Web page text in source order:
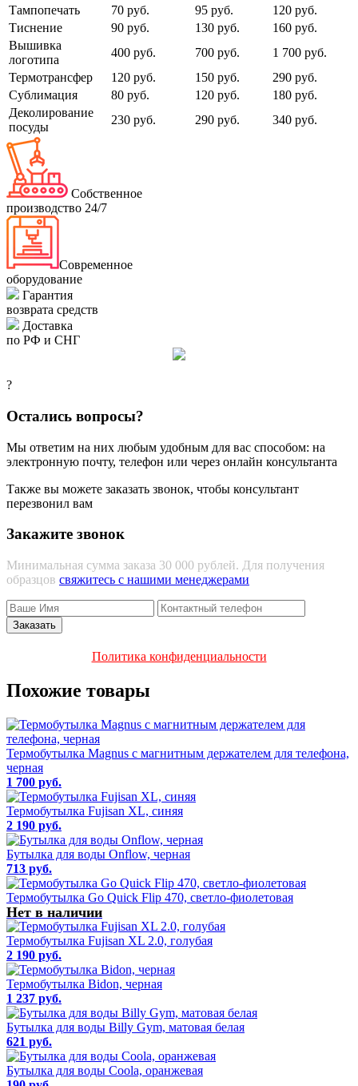
Тампопечать 70 руб. 95 руб.
120 руб.
Тиснение
90 руб. 130 руб.
160 руб.
Вышивка
логотипа
400 руб. 700 руб.
1 700 руб.
Термотрансфер
120 руб. 150 руб.
290 руб.
Сублимация
80 руб. 120 руб.
180 руб.
Деколирование
посуды
230 руб. 290 руб. 340 руб.
Собственное
производство 24/7
Современное
оборудование
Гарантия
возврата средств
Доставка
по РФ и СНГ
?
Остались вопросы?
Мы ответим на них любым удобным для вас способом: на
электронную почту, телефон или через онлайн консультанта
Также вы можете заказать звонок, чтобы консультант
перезвонил вам
Закажите звонок
Минимальная сумма заказа 30 000 рублей. Для получения
образцов свяжитесь с нашими менеджерами
Политика конфиденциальности
Похожие товары
Термобутылка Magnus с магнитным держателем для телефона,
черная
1 700 руб.
Термобутылка Fujisan XL, синяя
2 190 руб.
Бутылка для воды Onflow, черная
713 руб.
Термобутылка Go Quick Flip 470, светло-фиолетовая
Нет в наличии
Термобутылка Fujisan XL 2.0, голубая
2 190 руб.
Термобутылка Bidon, черная
1 237 руб.
Бутылка для воды Billy Gym, матовая белая
621 руб.
Бутылка для воды Coola, оранжевая